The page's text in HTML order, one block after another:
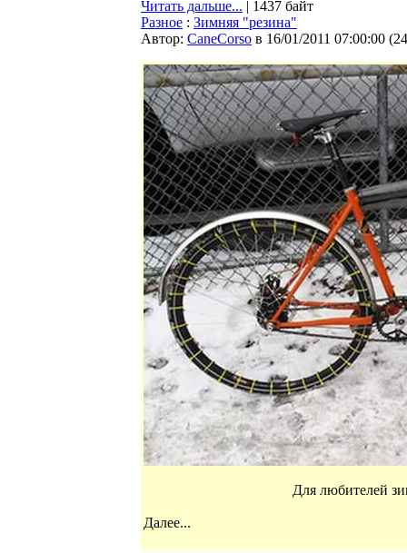
Читать дальше... | 1437 байт
Разное : Зимняя "резина"
Автор: CaneCorso в 16/01/2011 07:00:00 (
Для любителей
Далее...